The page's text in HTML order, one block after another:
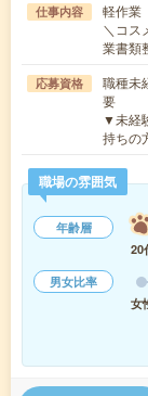
仕事内容
軽作業
＼コス
業書類
応募資格
職種未
要
▼未経
持ちの
職場の雰囲気
年齢層
20
男女比率
女